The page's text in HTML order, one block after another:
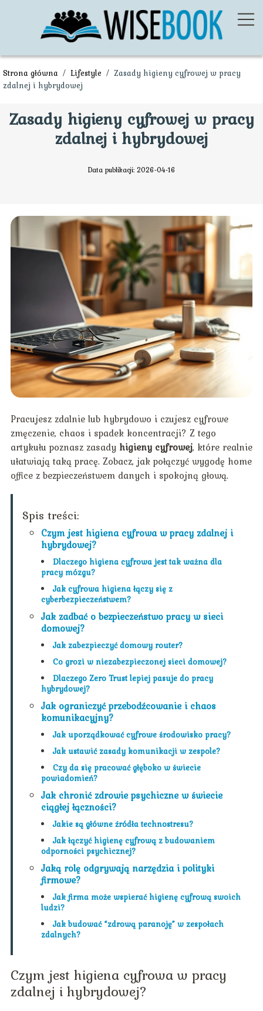
Strona główna / Lifestyle / Zasady higieny cyfrowej w pracy
zdalnej i hybrydowej
Zasady higieny cyfrowej w pracy
zdalnej i hybrydowej
Data publikacji: 2026-04-16
Pracujesz zdalnie lub hybrydowo i czujesz cyfrowe
zmęczenie, chaos i spadek koncentracji? Z tego
artykułu poznasz zasady higieny cyfrowej, które realnie
ułatwiają taką pracę. Zobacz, jak połączyć wygodę home
office z bezpieczeństwem danych i spokojną głową.
Spis treści:
Czym jest higiena cyfrowa w pracy zdalnej i
hybrydowej?
Dlaczego higiena cyfrowa jest tak ważna dla
pracy mózgu?
Jak cyfrowa higiena łączy się z
cyberbezpieczeństwem?
Jak zadbać o bezpieczeństwo pracy w sieci
domowej?
Jak zabezpieczyć domowy router?
Co grozi w niezabezpieczonej sieci domowej?
Dlaczego Zero Trust lepiej pasuje do pracy
hybrydowej?
Jak ograniczyć przebodźcowanie i chaos
komunikacyjny?
Jak uporządkować cyfrowe środowisko pracy?
Jak ustawić zasady komunikacji w zespole?
Czy da się pracować głęboko w świecie
powiadomień?
Jak chronić zdrowie psychiczne w świecie
ciągłej łączności?
Jakie są główne źródła technostresu?
Jak łączyć higienę cyfrową z budowaniem
odporności psychicznej?
Jaką rolę odgrywają narzędzia i polityki
firmowe?
Jak firma może wspierać higienę cyfrową swoich
ludzi?
Jak budować “zdrową paranoję” w zespołach
zdalnych?
Czym jest higiena cyfrowa w pracy
zdalnej i hybrydowej?